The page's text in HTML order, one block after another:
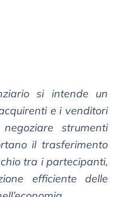
si intende un
e i venditori
strumenti
il trasferimento
tra i partecipanti,
efficiente delle